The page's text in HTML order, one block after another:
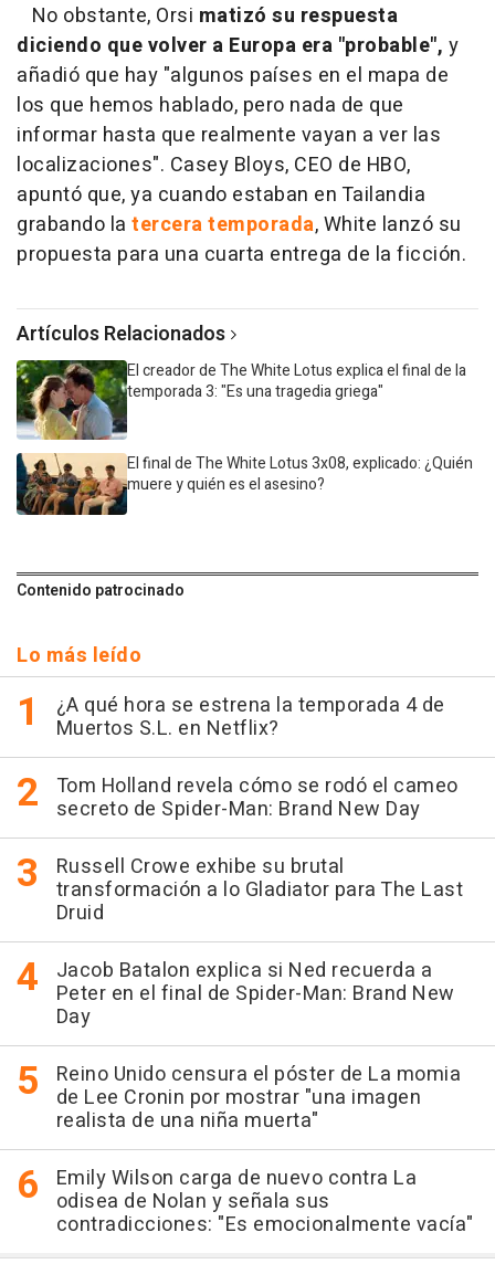
No obstante, Orsi matizó su respuesta
diciendo que volver a Europa era "probable", y
añadió que hay "algunos países en el mapa de
los que hemos hablado, pero nada de que
informar hasta que realmente vayan a ver las
localizaciones". Casey Bloys, CEO de HBO,
apuntó que, ya cuando estaban en Tailandia
grabando la tercera temporada, White lanzó su
propuesta para una cuarta entrega de la ficción.
Artículos Relacionados
El creador de The White Lotus explica el final de la
temporada 3: "Es una tragedia griega"
El final de The White Lotus 3x08, explicado: ¿Quién
muere y quién es el asesino?
Contenido patrocinado
Lo más leído
¿A qué hora se estrena la temporada 4 de
Muertos S.L. en Netflix?
Tom Holland revela cómo se rodó el cameo
secreto de Spider-Man: Brand New Day
Russell Crowe exhibe su brutal
transformación a lo Gladiator para The Last
Druid
Jacob Batalon explica si Ned recuerda a
Peter en el final de Spider-Man: Brand New
Day
Reino Unido censura el póster de La momia
de Lee Cronin por mostrar "una imagen
realista de una niña muerta"
Emily Wilson carga de nuevo contra La
odisea de Nolan y señala sus
contradicciones: "Es emocionalmente vacía"